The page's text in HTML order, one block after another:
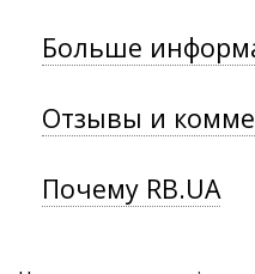
Больше
Отзывы и
Почему RB.UA